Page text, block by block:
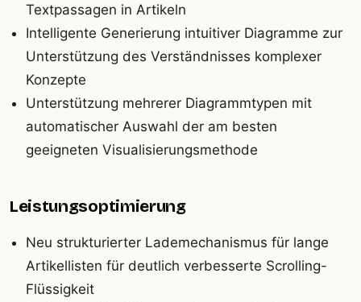
Textpassagen in Artikeln
Intelligente Generierung intuitiver Diagramme zur
Unterstützung des Verständnisses komplexer
Konzepte
Unterstützung mehrerer Diagrammtypen mit
automatischer Auswahl der am besten
geeigneten Visualisierungsmethode
Leistungsoptimierung
Neu strukturierter Lademechanismus für lange
Artikellisten für deutlich verbesserte Scrolling-
Flüssigkeit